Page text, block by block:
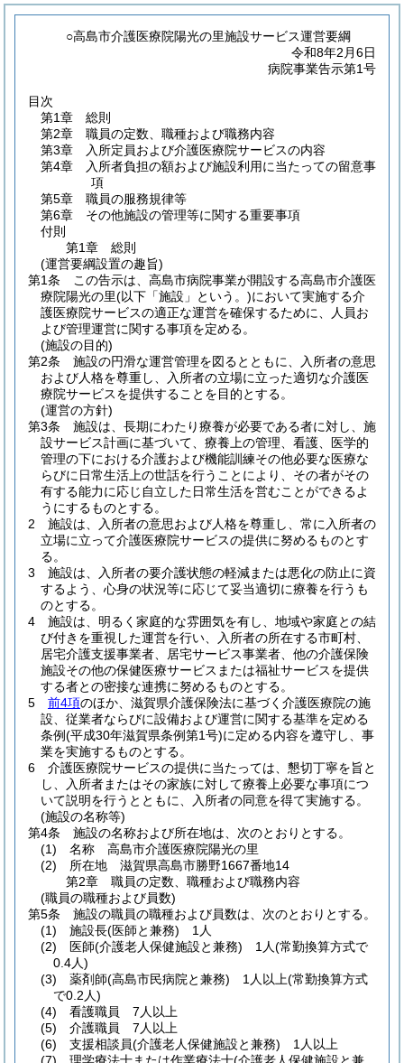
○高島市介護医療院陽光の里施設サービス運営要綱
令和8年2月6日
病院事業告示第1号
目次
第1章
総則
第2章
職員の定数、職種および職務内容
第3章
入所定員および介護医療院サービスの内容
第4章
入所者負担の額および施設利用に当たっての留意事
項
第5章
職員の服務規律等
第6章
その他施設の管理等に関する重要事項
付則
第1章
総則
(運営要綱設置の趣旨)
第1条
この告示は、高島市病院事業が開設する高島市介護医
療院陽光の里(以下「施設」という。)において実施する介
護医療院サービスの適正な運営を確保するために、人員お
よび管理運営に関する事項を定める。
(施設の目的)
第2条
施設の円滑な運営管理を図るとともに、入所者の意思
および人格を尊重し、入所者の立場に立った適切な介護医
療院サービスを提供することを目的とする。
(運営の方針)
第3条
施設は、長期にわたり療養が必要である者に対し、施
設サービス計画に基づいて、療養上の管理、看護、医学的
管理の下における介護および機能訓練その他必要な医療な
らびに日常生活上の世話を行うことにより、その者がその
有する能力に応じ自立した日常生活を営むことができるよ
うにするものとする。
2
施設は、入所者の意思および人格を尊重し、常に入所者の
立場に立って介護医療院サービスの提供に努めるものとす
る。
3
施設は、入所者の要介護状態の軽減または悪化の防止に資
するよう、心身の状況等に応じて妥当適切に療養を行うも
のとする。
4
施設は、明るく家庭的な雰囲気を有し、地域や家庭との結
び付きを重視した運営を行い、入所者の所在する市町村、
居宅介護支援事業者、居宅サービス事業者、他の介護保険
施設その他の保健医療サービスまたは福祉サービスを提供
する者との密接な連携に努めるものとする。
5
前4項のほか、滋賀県介護保険法に基づく介護医療院の施
設、従業者ならびに設備および運営に関する基準を定める
条例(平成30年滋賀県条例第1号)に定める内容を遵守し、事
業を実施するものとする。
6
介護医療院サービスの提供に当たっては、懇切丁寧を旨と
し、入所者またはその家族に対して療養上必要な事項につ
いて説明を行うとともに、入所者の同意を得て実施する。
(施設の名称等)
第4条
施設の名称および所在地は、次のとおりとする。
(1)
名称 高島市介護医療院陽光の里
(2)
所在地 滋賀県高島市勝野1667番地14
第2章
職員の定数、職種および職務内容
(職員の職種および員数)
第5条
施設の職員の職種および員数は、次のとおりとする。
(1)
施設長(医師と兼務) 1人
(2)
医師(介護老人保健施設と兼務) 1人(常勤換算方式で
0.4人)
(3)
薬剤師(高島市民病院と兼務) 1人以上(常勤換算方式
で0.2人)
(4)
看護職員 7人以上
(5)
介護職員 7人以上
(6)
支援相談員(介護老人保健施設と兼務) 1人以上